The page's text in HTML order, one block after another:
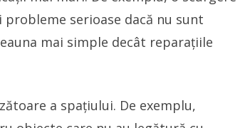
serioase dacă nu sunt
mai simple decât reparațiile
a spațiului. De exemplu,